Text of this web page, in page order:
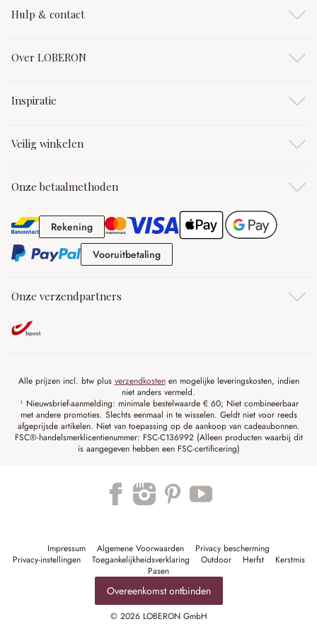
Hulp & contact
Over LOBERON
Inspiratie
Veilig winkelen
Onze betaalmethoden
RekeningRekening
VooruitbetalingVooruitbetaling
Onze verzendpartners
Alle prijzen incl. btw plus verzendkostenen mogelijke leveringskosten, indien
niet anders vermeld.
¹ Nieuwsbrief-aanmelding: minimale bestelwaarde € 60; Niet combineerbaar
met andere promoties. Slechts eenmaal in te wisselen. Geldt niet voor reeds
afgeprijsde artikelen. Niet van toepassing op de aankoop van cadeaubonnen.
FSC®-handelsmerklicentienummer: FSC-C136992 (Alleen producten waarbij dit
is aangegeven hebben een FSC-certificering)
Impressum Algemene Voorwaarden
Privacy bescherming
Privacy-instellingen
Toegankelijkheidsverklaring Outdoor Herfst
Kerstmis
Pasen
Overeenkomst ontbinden
© 2026 LOBERON GmbH